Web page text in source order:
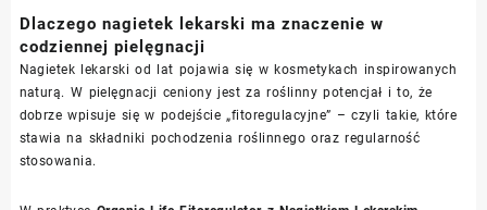
Dlaczego nagietek lekarski ma znaczenie w
codziennej pielęgnacji
Nagietek lekarski od lat pojawia się w kosmetykach inspirowanych
naturą. W pielęgnacji ceniony jest za roślinny potencjał i to, że
dobrze wpisuje się w podejście „fitoregulacyjne” – czyli takie, które
stawia na składniki pochodzenia roślinnego oraz regularność
stosowania.